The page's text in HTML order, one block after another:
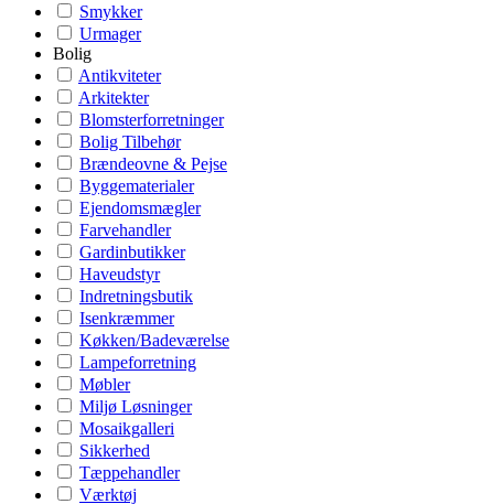
Smykker
Urmager
Bolig
Antikviteter
Arkitekter
Blomsterforretninger
Bolig Tilbehør
Brændeovne & Pejse
Byggematerialer
Ejendomsmægler
Farvehandler
Gardinbutikker
Haveudstyr
Indretningsbutik
Isenkræmmer
Køkken/Badeværelse
Lampeforretning
Møbler
Miljø Løsninger
Mosaikgalleri
Sikkerhed
Tæppehandler
Værktøj